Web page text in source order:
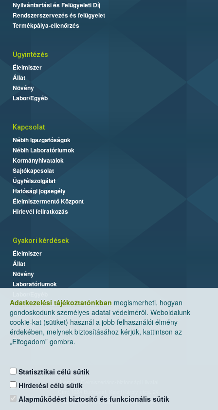
Adatkezelési tájékoztatónkban megismerheti, hogyan
gondoskodunk személyes adatai védelméről. Weboldalunk
cookie-kat (sütiket) használ a jobb felhasználói élmény
érdekében, melynek biztosításához kérjük, kattintson az
„Elfogadom” gombra.
Statisztikai célú sütik
Hirdetési célú sütik
Alapműködést biztosító és funkcionális sütik
Nyilvántartási és Felügyeleti Díj
Rendszerszervezés és felügyelet
Termékpálya-ellenőrzés
Ügyintézés
Élelmiszer
Állat
Növény
Labor/Egyéb
Kapcsolat
Nébih Igazgatóságok
Nébih Laboratóriumok
Kormányhivatalok
Sajtókapcsolat
Ügyfélszolgálat
Hatósági jogsegély
Élelmiszermentő Központ
Hírlevél feliratkozás
Gyakori kérdések
Élelmiszer
Állat
Növény
Laboratóriumok
Nemzeti Élelmiszerlánc-biztonsági Hivatal
Levelezési cím: 1525 Budapest. Pf. 30.